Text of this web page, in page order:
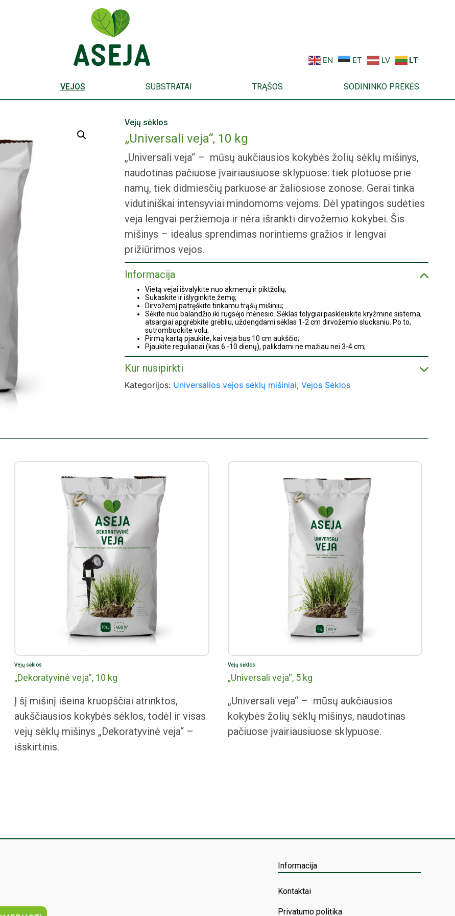
EN ET LV LT
VEJOS SUBSTRATAI TRĄŠOS SODININKO PREKĖS
Vejų sėklos
„Universali veja“, 10 kg
„Universali veja“ – mūsų aukčiausios kokybės žolių sėklų mišinys,
naudotinas pačiuose įvairiausiuose sklypuose: tiek plotuose prie
namų, tiek didmiesčių parkuose ar žaliosiose zonose. Gerai tinka
vidutiniškai intensyviai mindomoms vejoms. Dėl ypatingos sudėties
veja lengvai peržiemoja ir nėra išrankti dirvožemio kokybei. Šis
mišinys – idealus sprendimas norintiems gražios ir lengvai
prižiūrimos vejos.
Informacija
Vietą vejai išvalykite nuo akmenų ir piktžolių;
Sukaskite ir išlyginkite žemę;
Dirvožemį patręškite tinkamu trąšų mišiniu;
Sėkite nuo balandžio iki rugsėjo mėnesio. Sėklas tolygiai paskleiskite kryžmine sistema,
atsargiai apgrėbkite grėbliu, uždengdami sėklas 1-2 cm dirvožemio sluoksniu. Po to,
sutrombuokite volu;
Pirmą kartą pjaukite, kai veja bus 10 cm aukščio;
Pjaukite reguliariai (kas 6 -10 dienų), palikdami ne mažiau nei 3-4 cm;
Neleiskite viršutiniam dirvožemio sluoksniui perdžiūti (veja praras estetinę išvaizdą).
Kur nusipirkti
Prekybos centrai „Moki Veži“ (visa Lietuva);
Prekybos centrai „IKI“ ( kai kuriose parduotuvėse );
Parduotuvės „TAU“ (Šiaulių regionas);
Parduotuvės „Redstena“ (Gargždų regionas;kai kuriose parduotuvėse);
Parduotuvės „Kretingos KOOP“ (Kretingos regionas;kai kuriose parduotuvėse
E.Benžienės IĮ parduotuvės (Klaipėdos regionas;kai kuriose parduotuvėse
Parduotuvės „Svaita“ (Rokiškio ir Zarasų regionai;kai kuriose parduotuvėse
Prekybos sistema „Aibė“ (kai kuriose narių parduotuvėse visoje Lietuvoje).
Kategorijos: Universalios vejos sėklų mišiniai, Vejos Sėklos
Vejų sėklos
„Dekoratyvinė veja“, 10 kg
Į šį mišinį išeina kruopščiai atrinktos,
aukščiausios kokybės sėklos, todėl ir visas
vejų sėklų mišinys „Dekoratyvinė veja“ –
išskirtinis.
Vejų sėklos
„Universali veja“, 5 kg
„Universali veja“ – mūsų aukčiausios
kokybės žolių sėklų mišinys, naudotinas
pačiuose įvairiausiuose sklypuose.
Informacija
Kontaktai
Privatumo politika